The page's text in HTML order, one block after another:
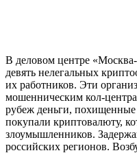
В деловом центре
девять нелегальных
их работников. Эти
мошенническим кол-
рубеж деньги,
покупали криптовалюту,
злоумышленников.
российских регионов.